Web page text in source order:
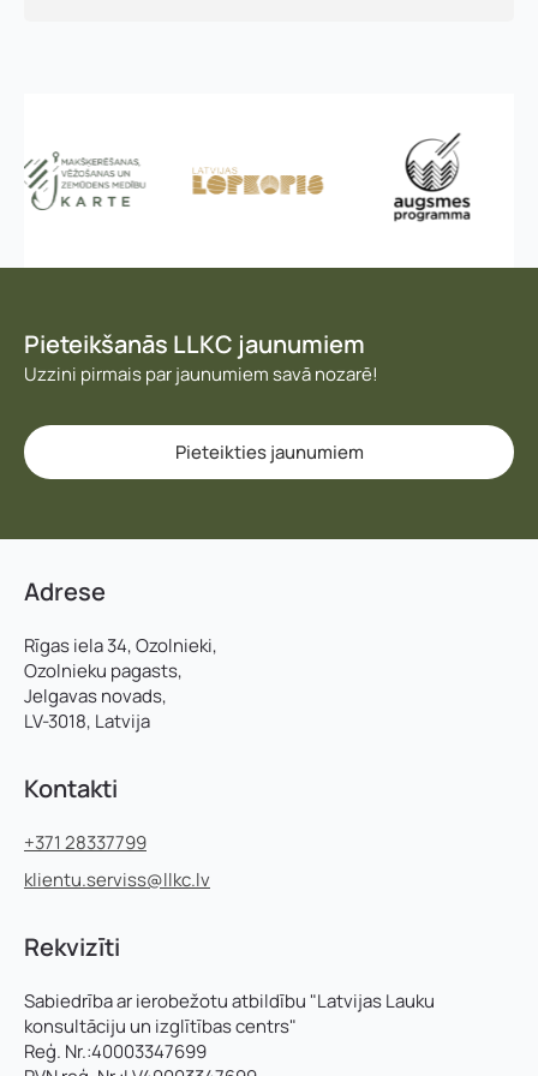
Pieteikšanās LLKC jaunumiem
Uzzini pirmais par jaunumiem savā nozarē!
Pieteikties jaunumiem
Adrese
Rīgas iela 34, Ozolnieki,
Ozolnieku pagasts,
Jelgavas novads,
LV-3018, Latvija
Kontakti
+371 28337799
klientu.serviss@llkc.lv
Rekvizīti
Sabiedrība ar ierobežotu atbildību "Latvijas Lauku
konsultāciju un izglītības centrs"
Reģ. Nr.:40003347699